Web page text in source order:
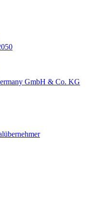
GmbH & Co. KG